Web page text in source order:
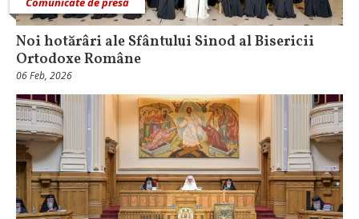
Noi hotărâri ale Sfântului Sinod al Bisericii
Ortodoxe Române
06 Feb, 2026